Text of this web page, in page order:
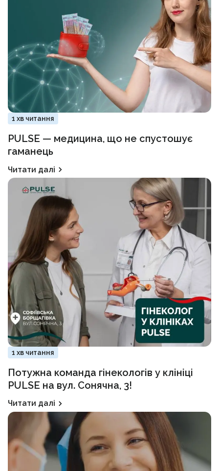
1 хв читання
PULSE — медицина, що не спустошує
гаманець
Читати далі
1 хв читання
Потужна команда гінекологів у клініці
PULSE на вул. Сонячна, 3!
Читати далі